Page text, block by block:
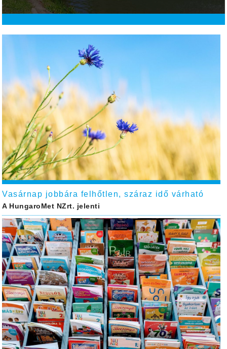
Vasárnap jobbára felhőtlen, száraz idő várható
A HungaroMet NZrt. jelenti